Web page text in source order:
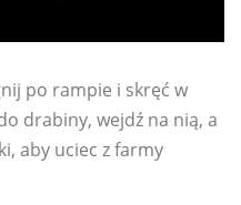
po rampie i skręć w
drabiny, wejdź na nią, a
aby uciec z farmy